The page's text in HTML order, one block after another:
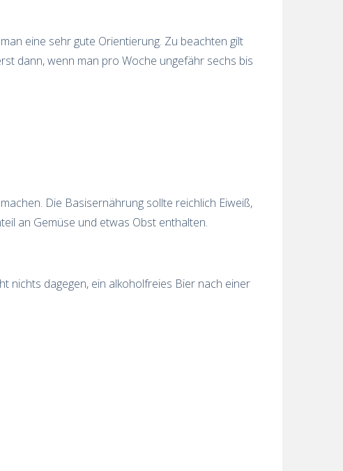
eine sehr gute Orientierung. Zu beachten gilt
dann, wenn man pro Woche ungefähr sechs bis
Die Basisernährung sollte reichlich Eiweiß,
an Gemüse und etwas Obst enthalten.
nichts dagegen, ein alkoholfreies Bier nach einer